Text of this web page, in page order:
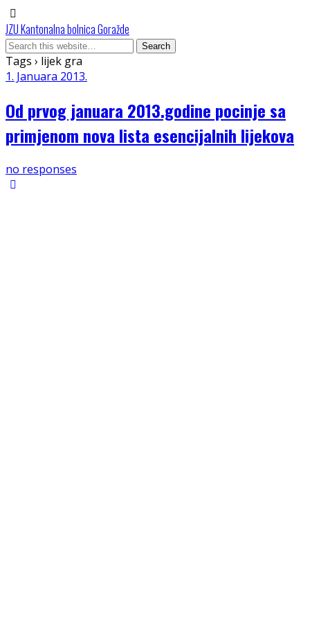
JZU Kantonalna bolnica Goražde
Tags › lijek gra
1. Januara 2013.
Od prvog januara 2013.godine pocinje sa
primjenom nova lista esencijalnih lijekova
no responses